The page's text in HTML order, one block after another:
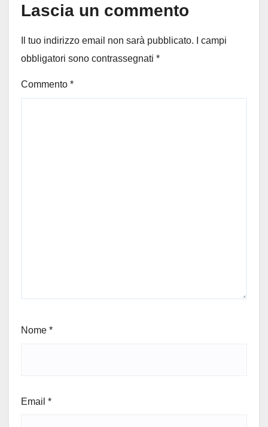
Lascia un commento
Il tuo indirizzo email non sarà pubblicato.
I campi
obbligatori sono contrassegnati *
Commento *
Nome *
Email *